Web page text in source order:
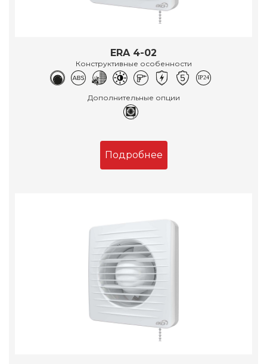
ERA 4-02
Конструктивные особенности
Дополнительные опции
Подробнее